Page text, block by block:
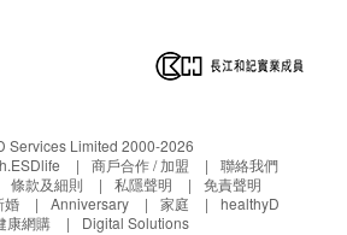
議劑量。若犬隻不舒服或正在服
前請先諮詢獸醫。如果您的犬隻
隻服用。
Services Limited 2000-2026
商戶合作 / 加盟
聯絡我們
條款及細則 私隱聲明
免責聲明
婚 Anniversary 家庭
healthyD
康網購
Digital Solutions